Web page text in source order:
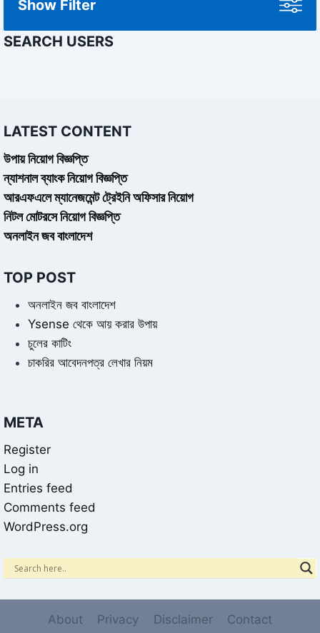
Show Filter
SEARCH USERS
LATEST CONTENT
উপায় নিয়োগ বিজ্ঞপ্তি
ন্যাশনাল ব্যাংক নিয়োগ বিজ্ঞপ্তি
আরএফএলে ম্যানেজমেন্ট ট্রেইনি অফিসার নিয়োগ
নিটল মোটরসে নিয়োগ বিজ্ঞপ্তি
অনলাইন জব বাংলাদেশ
TOP POST
অনলাইন জব বাংলাদেশ
Ysense থেকে আয় করার উপায়
চুলের কাটিং
চাকরির আবেদনপত্র লেখার নিয়ম
META
Register
Log in
Entries feed
Comments feed
WordPress.org
About Privacy Disclaimer Contact